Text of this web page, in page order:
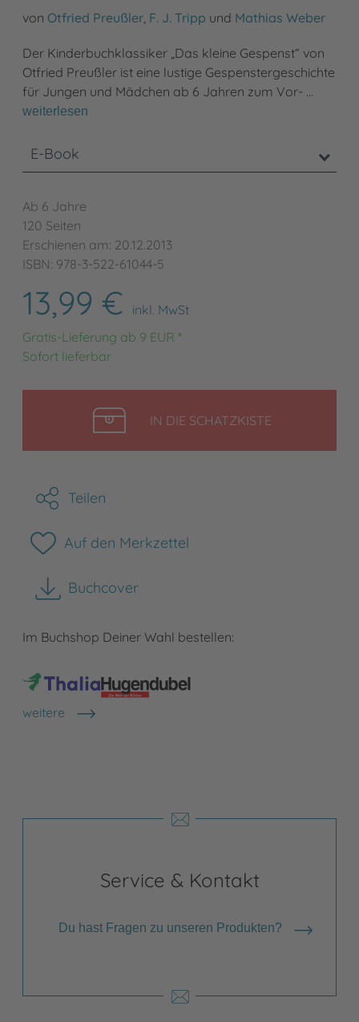
von Otfried Preußler, F. J. Tripp und Mathias Weber
Der Kinderbuchklassiker „Das kleine Gespenst“ von
Otfried Preußler ist eine lustige Gespenstergeschichte
für Jungen und Mädchen ab 6 Jahren zum Vor- …
weiterlesen
E-Book
Ab 6 Jahre
120 Seiten
Erschienen am: 20.12.2013
ISBN: 978-3-522-61044-5
13,99 €
inkl. MwSt
Gratis-Lieferung ab 9 EUR *
Sofort lieferbar
IN DIE SCHATZKISTELEGEN
Teilen
Auf den Merkzettel
Buchcover
herunterladen
Im Buchshop Deiner Wahl bestellen:
weitere
Shops anzeigen
Service & Kontakt
Du hast Fragen zu unseren Produkten?